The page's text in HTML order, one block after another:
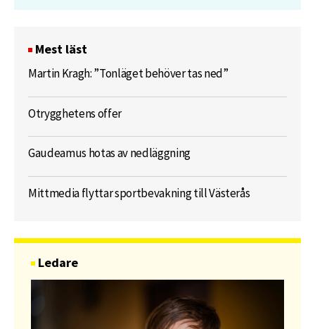
Mest läst
Martin Kragh: ”Tonläget behöver tas ned”
Otrygghetens offer
Gaudeamus hotas av nedläggning
Mittmedia flyttar sportbevakning till Västerås
Ledare